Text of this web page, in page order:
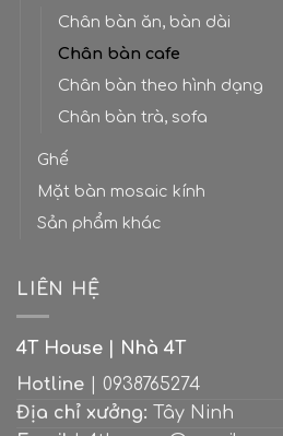
Chân bàn ăn, bàn dài
Chân bàn cafe
Chân bàn theo hình dạng
Chân bàn trà, sofa
Ghế
Mặt bàn mosaic kính
Sản phẩm khác
LIÊN HỆ
4T House | Nhà 4T
Hotline | 0938765274
Địa chỉ xưởng: Tây Ninh